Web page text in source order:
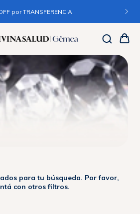
por TRANSFERENCIA
para tu búsqueda. Por favor,
con otros filtros.